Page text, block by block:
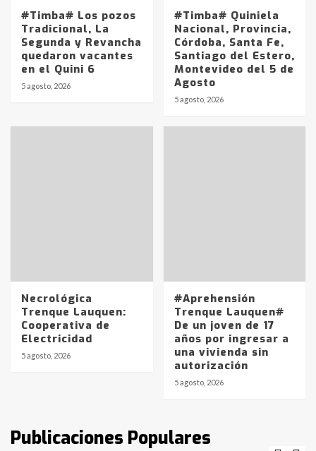
#Timba# Los pozos
Tradicional, La
Segunda y Revancha
quedaron vacantes
en el Quini 6
5 agosto, 2026
#Timba# Quiniela
Nacional, Provincia,
Córdoba, Santa Fe,
Santiago del Estero,
Montevideo del 5 de
Agosto
5 agosto, 2026
Necrológica
Trenque Lauquen:
Cooperativa de
Electricidad
5 agosto, 2026
#Aprehensión
Trenque Lauquen#
De un joven de 17
años por ingresar a
una vivienda sin
autorización
5 agosto, 2026
Publicaciones Populares
Identidad de los adolescentes
pampeanos que fueron
en la mañana del lunes
entre 857 a 1338 pesos
La Bolsa de Cereales de Bahía
Blanca anticipa que Agosto vendrá
con lluvias y heladas, en gran parte
fueron detenidos por
comercialización de drogas en la